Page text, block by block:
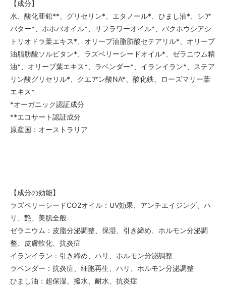
【成分】
水、酸化亜鉛**、グリセリン*、エタノール*、ひまし油*、シア
バター*、ホホバオイル*、サフラワーオイル*、バクホウシアシ
トリオドラ葉エキス*、オリーブ油脂肪酸セテアリル*、オリーブ
油脂肪酸ソルビタン*、ラズベリーシードオイル*、ゼラニウム精
油*、オリーブ葉エキス*、ラベンダー*、イランイラン*、ステア
リン酸グリセリル*、クエアン酸NA*、酸化鉄、ローズマリー葉
エキス*
*オーガニック認証成分
**エコサート認証成分
原産国：オーストラリア
【成分の効能】
ラズベリーシードCO2オイル：UV効果、アンチエイジング、ハ
リ、艶、美肌全般
ゼラニウム：皮脂分泌調整、保湿、引き締め、ホルモン分泌調
整、皮膚軟化、抗炎症
イランイラン：引き締め、ハリ、ホルモン分泌調整
ラベンダー：抗炎症、細胞再生、ハリ、ホルモン分泌調整
ひまし油：超保湿、撥水、耐水、抗炎症